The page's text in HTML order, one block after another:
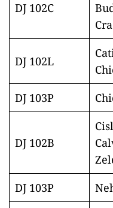
DJ 102C
DJ 102L
DJ 103P
DJ 102B
DJ 103P